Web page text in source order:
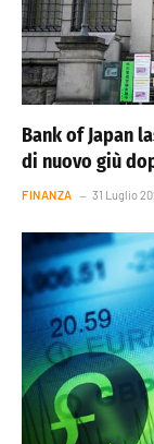
Bank of Japan
di nuovo giù
FINANZA 31 Luglio